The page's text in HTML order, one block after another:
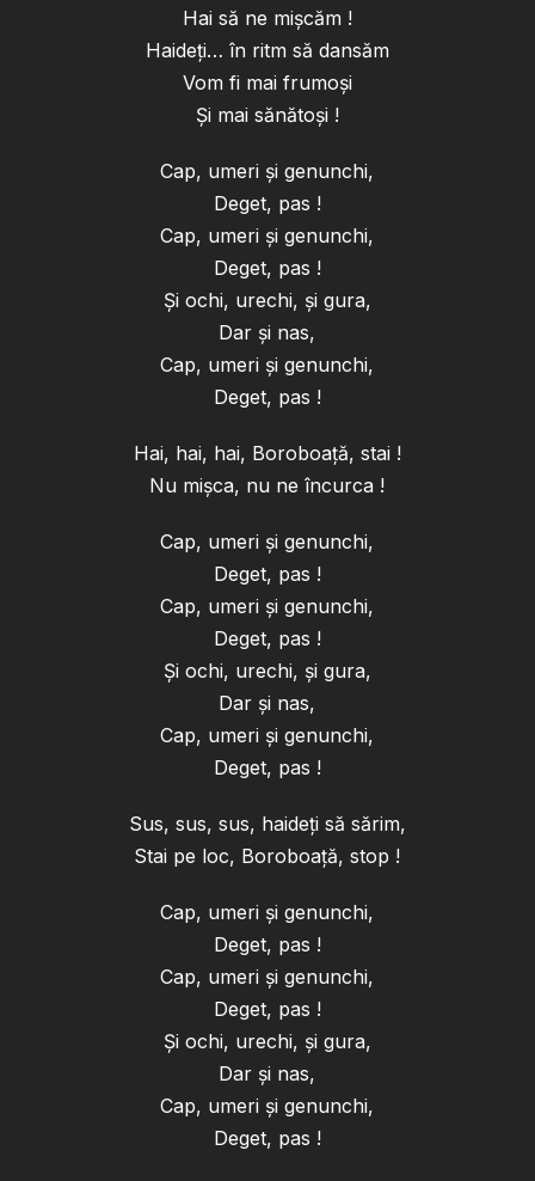
Hai să ne mişcăm !
Haideţi… în ritm să dansăm
Vom fi mai frumoşi
Şi mai sănătoşi !
Cap, umeri şi genunchi,
Deget, pas !
Cap, umeri şi genunchi,
Deget, pas !
Şi ochi, urechi, şi gura,
Dar şi nas,
Cap, umeri şi genunchi,
Deget, pas !
Hai, hai, hai, Boroboaţă, stai !
Nu mişca, nu ne încurca !
Cap, umeri şi genunchi,
Deget, pas !
Cap, umeri şi genunchi,
Deget, pas !
Şi ochi, urechi, şi gura,
Dar şi nas,
Cap, umeri şi genunchi,
Deget, pas !
Sus, sus, sus, haideţi să sărim,
Stai pe loc, Boroboaţă, stop !
Cap, umeri şi genunchi,
Deget, pas !
Cap, umeri şi genunchi,
Deget, pas !
Şi ochi, urechi, şi gura,
Dar şi nas,
Cap, umeri şi genunchi,
Deget, pas !